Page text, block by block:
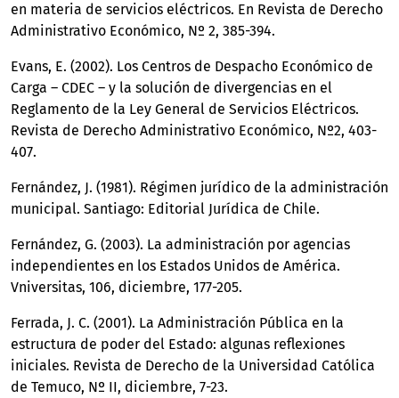
en materia de servicios eléctricos. En Revista de Derecho
Administrativo Económico, Nº 2, 385-394.
Evans, E. (2002). Los Centros de Despacho Económico de
Carga – CDEC – y la solución de divergencias en el
Reglamento de la Ley General de Servicios Eléctricos.
Revista de Derecho Administrativo Económico, Nº2, 403-
407.
Fernández, J. (1981). Régimen jurídico de la administración
municipal. Santiago: Editorial Jurídica de Chile.
Fernández, G. (2003). La administración por agencias
independientes en los Estados Unidos de América.
Vniversitas, 106, diciembre, 177-205.
Ferrada, J. C. (2001). La Administración Pública en la
estructura de poder del Estado: algunas reflexiones
iniciales. Revista de Derecho de la Universidad Católica
de Temuco, Nº II, diciembre, 7-23.